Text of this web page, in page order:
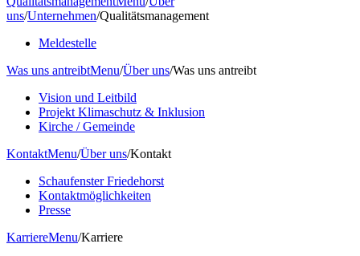
uns/Unternehmen/Qualitätsmanagement
Meldestelle
Was uns antreibtMenu/Über uns/Was uns antreibt
Vision und Leitbild
Projekt Klimaschutz & Inklusion
Kirche / Gemeinde
KontaktMenu/Über uns/Kontakt
Schaufenster Friedehorst
Kontaktmöglichkeiten
Presse
KarriereMenu/Karriere